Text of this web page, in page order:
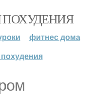
фитнес дома